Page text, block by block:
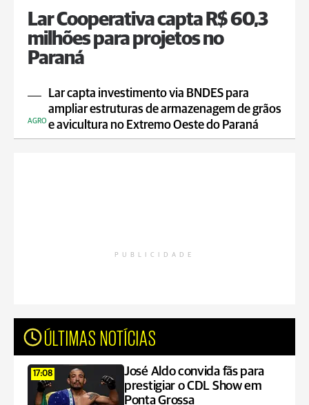
Lar Cooperativa capta R$ 60,3
milhões para projetos no
Paraná
Lar capta investimento via BNDES para
ampliar estruturas de armazenagem de grãos
e avicultura no Extremo Oeste do Paraná
AGRO
PUBLICIDADE
ÚLTIMAS NOTÍCIAS
17:08
José Aldo convida fãs para
prestigiar o CDL Show em
Ponta Grossa